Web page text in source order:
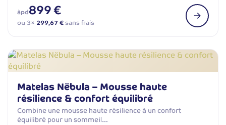
àpd899 €
ou 3× 299,67 €sans frais
Matelas Nëbula – Mousse haute
résilience & confort équilibré
Combine une mousse haute résilience à un confort
équilibré pour un sommeil…